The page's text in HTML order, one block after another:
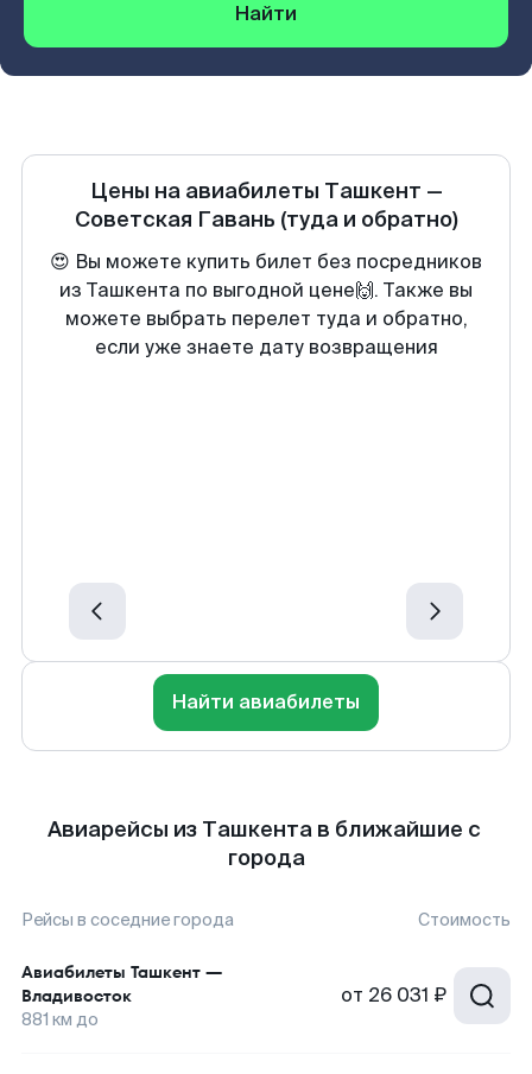
Найти
Цены на авиабилеты Ташкент —
Советская Гавань (туда и обратно)
😍 Вы можете купить билет без посредников
из Ташкента по выгодной цене🙌. Также вы
можете выбрать перелет туда и обратно,
если уже знаете дату возвращения
Найти авиабилеты
Авиарейсы из Ташкента в ближайшие с
города
Рейсы в соседние города Стоимость
Авиабилеты Ташкент —
Владивосток
881 км до
от 26 031 ₽